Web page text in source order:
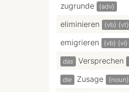
zugrunde {adv}
eliminieren {vb} {vt}
emigrieren {vb} {vi}
das Versprechen
die Zusage {noun}